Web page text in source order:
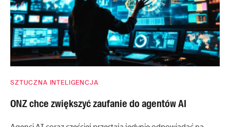
SZTUCZNA INTELIGENCJA
ONZ chce zwiększyć zaufanie do agentów AI